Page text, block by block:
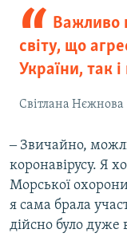
Важливо
світу, що
України, так
Світлана Нєжнова
‒ Звичайно,
коронавірусу. Я
Морської
я сама брала
дійсно було дуже